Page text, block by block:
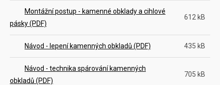
Montážní postup - kamenné obklady a cihlové
pásky (PDF)
612 kB
Návod - lepení kamenných obkladů (PDF) 435 kB
Návod - technika spárování kamenných
obkladů (PDF)
705 kB